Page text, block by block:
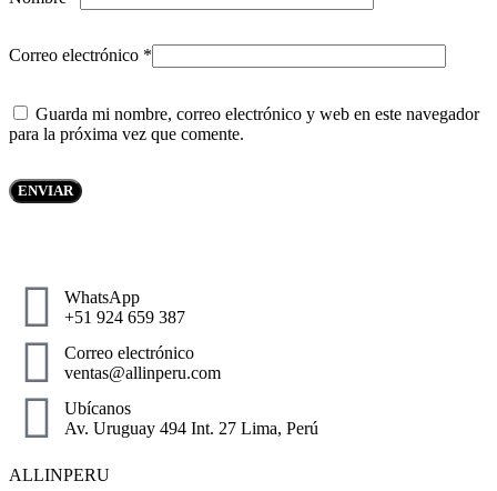
Correo electrónico *
Guarda mi nombre, correo electrónico y web en este navegador
para la próxima vez que comente.
WhatsApp
+51 924 659 387
Correo electrónico
ventas@allinperu.com
Ubícanos
Av. Uruguay 494 Int. 27 Lima, Perú
ALLINPERU